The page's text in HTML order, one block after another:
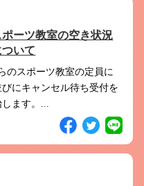
ーツ教室の空き状況
いて
のスポーツ教室の定員に
にキャンセル待ち受付を
ます。...